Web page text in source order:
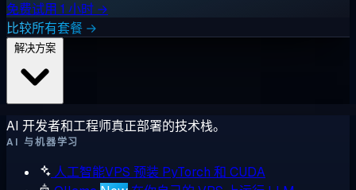
免费试用 1 小时 →
比较所有套餐 →
AI 开发者和工程师真正部署的技术栈。
AI 与机器学习
人工智能VPS 预装 PyTorch 和 CUDA